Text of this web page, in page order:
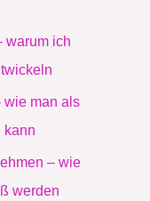
warum ich
wie man als
kann
– wie
werden